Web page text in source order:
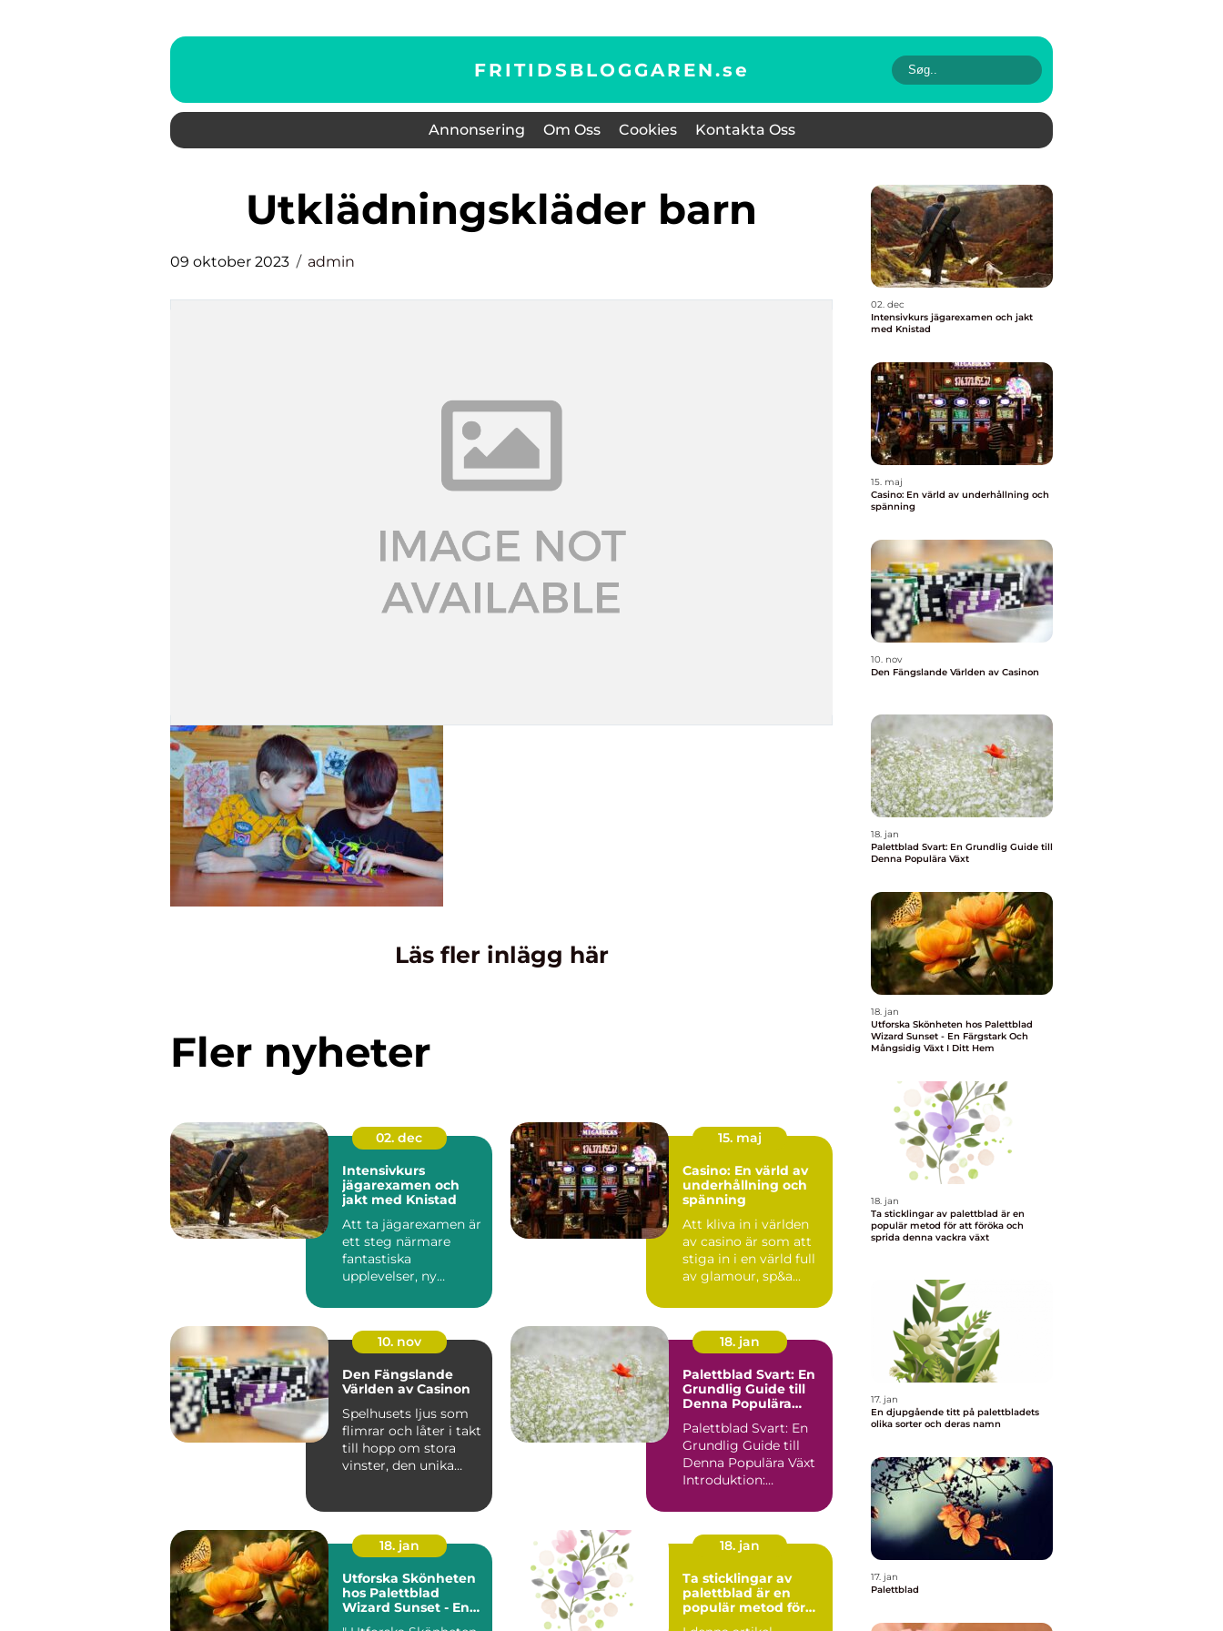
FRITIDSBLOGGAREN.se
Annonsering Om Oss Cookies Kontakta Oss
utklädningskläder barn
09 oktober 2023 admin
Läs fler inlägg här
Fler nyheter
02. dec
Intensivkurs
jägarexamen och
jakt med Knistad
Att ta jägarexamen är
ett steg närmare
fantastiska
upplevelser, ny
15. maj
Casino: En värld av
underhållning och
spänning
Att kliva in i världen
av casino är som att
stiga in i en värld full
av glamour, sp&a...
10. nov
Den Fängslande
Världen av Casinon
Spelhusets ljus som
flimrar och låter i takt
till hopp om stora
vinster, den unika
18. jan
Palettblad Svart: En
Grundlig Guide till
Denna Populära
Palettblad Svart: En
Grundlig Guide till
Denna Populära Växt
Introduktion:
p...
18. jan
Utforska Skönheten
hos Palettblad
Wizard Sunset - En
18. jan
Ta sticklingar av
palettblad är en
populär metod för
02. dec
Intensivkurs jägarexamen och jakt
med Knistad
15. maj
Casino: En värld av underhållning och
spänning
10. nov
Den Fängslande Världen av Casinon
18. jan
Palettblad Svart: En Grundlig Guide till
Denna Populära Växt
18. jan
Utforska Skönheten hos Palettblad
Wizard Sunset - En Färgstark Och
Mångsidig Växt I Ditt Hem
18. jan
Ta sticklingar av palettblad är en
populär metod för att föröka och
sprida denna vackra växt
17. jan
En djupgående titt på palettbladets
olika sorter och deras namn
17. jan
Palettblad